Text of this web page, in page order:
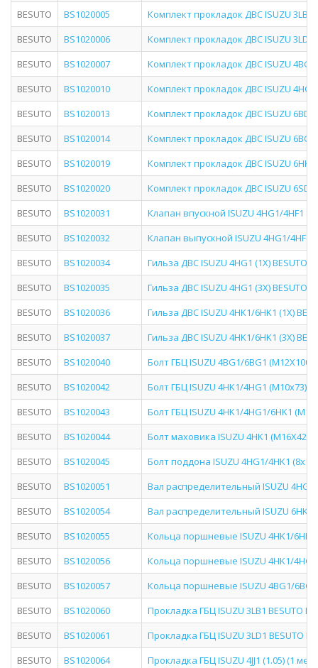
BESUTO
BS1020005
Комплект прокладок ДВС ISUZU 3LB1
BESUTO
BS1020006
Комплект прокладок ДВС ISUZU 3LD1
BESUTO
BS1020007
Комплект прокладок ДВС ISUZU 4BG1
BESUTO
BS1020010
Комплект прокладок ДВС ISUZU 4HG1-
BESUTO
BS1020013
Комплект прокладок ДВС ISUZU 6BD1
BESUTO
BS1020014
Комплект прокладок ДВС ISUZU 6BG1
BESUTO
BS1020019
Комплект прокладок ДВС ISUZU 6HK1
BESUTO
BS1020020
Комплект прокладок ДВС ISUZU 6SD1
BESUTO
BS1020031
Клапан впускной ISUZU 4HG1/4HF1
BESUTO
BS1020032
Клапан выпускной ISUZU 4HG1/4HF1
BESUTO
BS1020034
Гильза ДВС ISUZU 4HG1 (1X) BESUTO
BESUTO
BS1020035
Гильза ДВС ISUZU 4HG1 (3X) BESUTO
BESUTO
BS1020036
Гильза ДВС ISUZU 4HK1/6HK1 (1X)
BESUTO
BS1020037
Гильза ДВС ISUZU 4HK1/6HK1 (3X)
BESUTO
BS1020040
Болт ГБЦ ISUZU 4BG1/6BG1 (M12X100)
BESUTO
BS1020042
Болт ГБЦ ISUZU 4HK1/4HG1 (М10х73)
BESUTO
BS1020043
Болт ГБЦ ISUZU 4HK1/4HG1/6HK1
BESUTO
BS1020044
Болт маховика ISUZU 4HK1 (M16X42)
BESUTO
BS1020045
Болт поддона ISUZU 4HG1/4HK1
BESUTO
BS1020051
Вал распределительный ISUZU 4HG1/
BESUTO
BS1020054
Вал распределительный ISUZU 6HK1
BESUTO
BS1020055
Кольца поршневые ISUZU 4HK1/6HK1
BESUTO
BS1020056
Кольца поршневые ISUZU 4HK1/4HG1
BESUTO
BS1020057
Кольца поршневые ISUZU 4BG1/6BG1
BESUTO
BS1020060
Прокладка ГБЦ ISUZU 3LB1 BESUTO
BESUTO
BS1020061
Прокладка ГБЦ ISUZU 3LD1 BESUTO
BESUTO
BS1020064
Прокладка ГБЦ ISUZU 4JJ1 (1.05) (1